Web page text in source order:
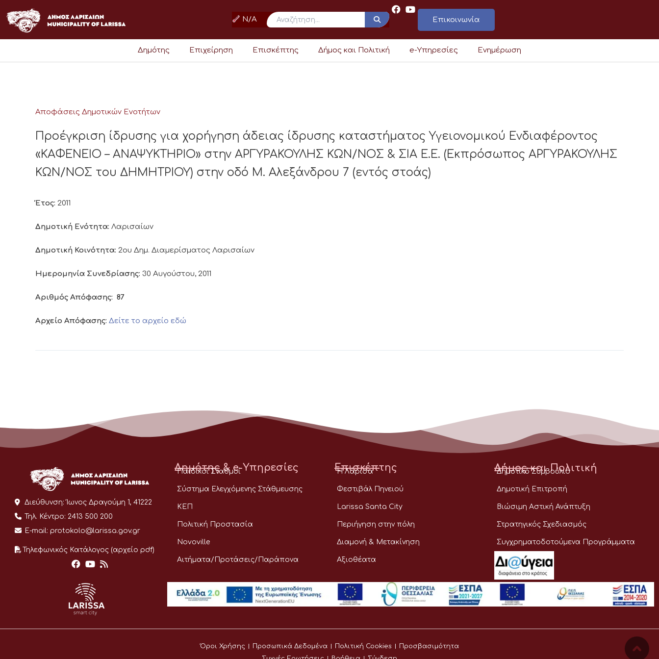
στο
περιεχόμενο
N/A Επικοινωνία
Δημότης Επιχείρηση Επισκέπτης Δήμος και Πολιτική e-Υπηρεσίες Ενημέρωση
Αποφάσεις Δημοτικών Ενοτήτων
Προέγκριση ίδρυσης για χορήγηση άδειας ίδρυσης καταστήματος Υγειονομικού Ενδιαφέροντος
«ΚΑΦΕΝΕΙΟ – ΑΝΑΨΥΚΤΗΡΙΟ» στην ΑΡΓΥΡΑΚΟΥΛΗΣ ΚΩΝ/ΝΟΣ & ΣΙΑ Ε.Ε. (Εκπρόσωπος ΑΡΓΥΡΑΚΟΥΛΗΣ
ΚΩΝ/ΝΟΣ του ΔΗΜΗΤΡΙΟΥ) στην οδό Μ. Αλεξάνδρου 7 (εντός στοάς)
Έτος: 2011
Δημοτική Ενότητα: Λαρισαίων
Δημοτική Κοινότητα: 2ου Δημ. Διαμερίσματος Λαρισαίων
Ημερομηνία Συνεδρίασης: 30 Αυγούστου, 2011
Αριθμός Απόφασης: 87
Αρχείο Απόφασης: Δείτε το αρχείο εδώ
Διεύθυνση: Ίωνος Δραγούμη 1, 41222
Τηλ. Κέντρο: 2413 500 200
E-mail: protokolo@larissa.gov.gr
Τηλεφωνικός Κατάλογος (αρχείο pdf)
Δημότης & e-Υπηρεσίες
Παιδικοί Σταθμοί
Σύστημα Ελεγχόμενης Στάθμευσης
ΚΕΠ
Πολιτική Προστασία
Novoville
Αιτήματα/Προτάσεις/Παράπονα
Επισκέπτης
Η Λάρισα
Φεστιβάλ Πηνειού
Larissa Santa City
Περιήγηση στην πόλη
Διαμονή & Μετακίνηση
Αξιοθέατα
Δήμος και Πολιτική
Δημοτικό Συμβούλιο
Δημοτική Επιτροπή
Βιώσιμη Αστική Ανάπτυξη
Στρατηγικός Σχεδιασμός
Συγχρηματοδοτούμενα Προγράμματα
Όροι Χρήσης Προσωπικά Δεδομένα Πολιτική Cookies
Προσβασιμότητα